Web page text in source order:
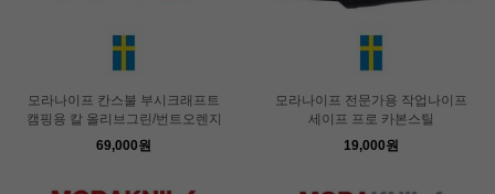
모라나이프 칸스불 부시크래프트
캠핑용 칼 올리브그린/번트오렌지
69,000원
모라나이프 전문가용 작업나이프
세이프 프로 카본스틸
19,000원